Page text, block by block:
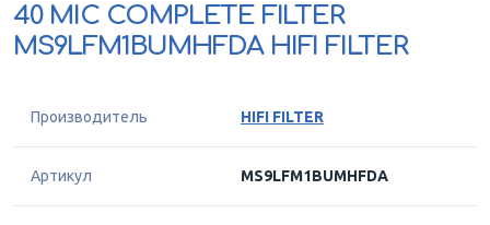
40 MIC COMPLETE FILTER
MS9LFM1BUMHFDA HIFI FILTER
Производитель HIFI FILTER
Артикул MS9LFM1BUMHFDA